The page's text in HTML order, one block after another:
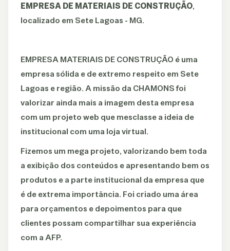
EMPRESA DE MATERIAIS DE CONSTRUÇÃO,
localizado em Sete Lagoas - MG.
EMPRESA MATERIAIS DE CONSTRUÇÃO é uma
empresa sólida e de extremo respeito em Sete
Lagoas e região. A missão da CHAMONS foi
valorizar ainda mais a imagem desta empresa
com um projeto web que mesclasse a ideia de
institucional com uma loja virtual.
Fizemos um mega projeto, valorizando bem toda
a exibição dos conteúdos e apresentando bem os
produtos e a parte institucional da empresa que
é de extrema importância. Foi criado uma área
para orçamentos e depoimentos para que
clientes possam compartilhar sua experiência
com a AFP.